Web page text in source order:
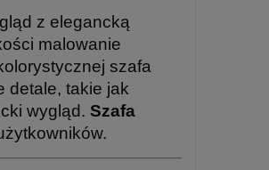
z elegancką
malowanie
szafa
detale, takie jak
wygląd. Szafa